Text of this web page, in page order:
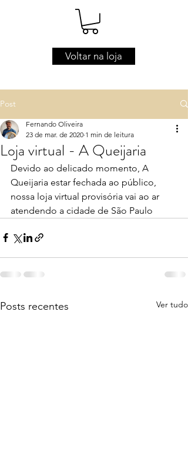
Voltar na loja
Post
Loja virtual - A Queijaria
Fernando Oliveira
23 de mar. de 2020 1 min de leitura
Devido ao delicado momento, A
Queijaria estar fechada ao público,
nossa loja virtual provisória vai ao ar
atendendo a cidade de São Paulo
Posts recentes Ver tudo